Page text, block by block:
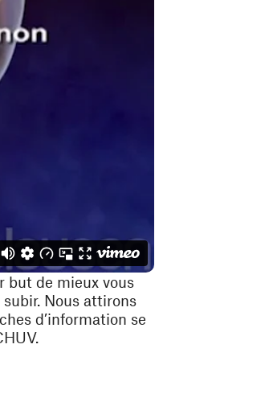
fenêtre)
but de mieux vous
Nous attirons
d’information se